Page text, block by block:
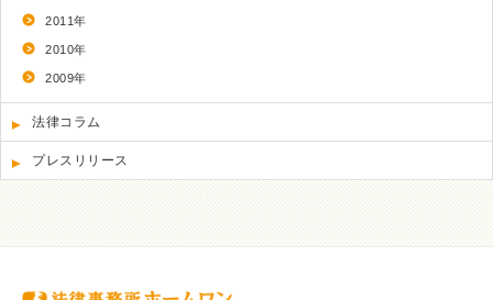
2011年
2010年
2009年
法律コラム
プレスリリース